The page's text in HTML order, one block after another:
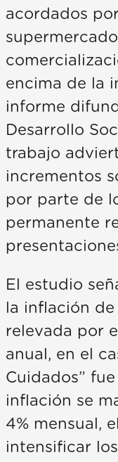
acordados
encima de la
informe
Desarrollo
trabajo
incrementos
por parte de
permanente
El estudio
la inflación
relevada por
anual, en el
Cuidados”
inflación se
4% mensual,
intensificar